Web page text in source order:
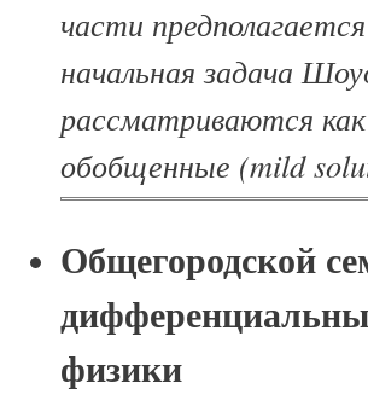
части
начальная задача
рассматриваются
обобщенные (mild
Общегородской
физики